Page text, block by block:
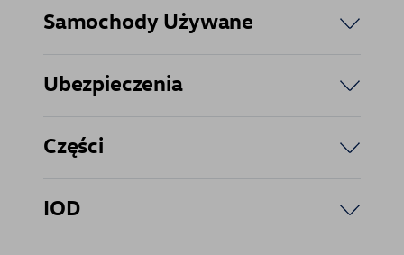
Samochody Używane
Ubezpieczenia
Części
IOD